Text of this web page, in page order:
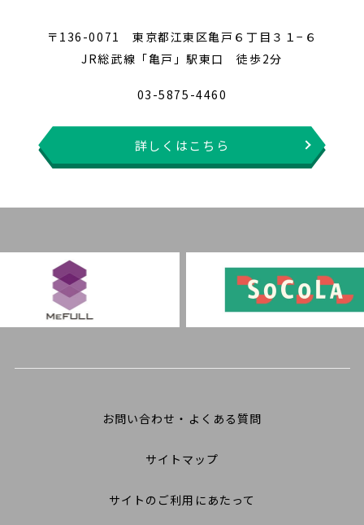
〒136-0071 東京都江東区亀戸６丁目３１−６
JR総武線「亀戸」駅東口 徒歩2分
03-5875-4460
詳しくはこちら
お問い合わせ・よくある質問
サイトマップ
サイトのご利用にあたって